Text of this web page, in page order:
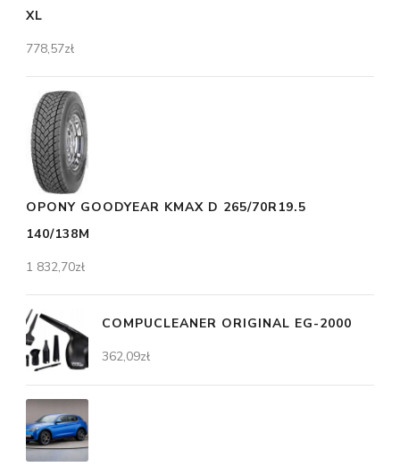
XL
778,57zł
OPONY GOODYEAR KMAX D 265/70R19.5
140/138M
1 832,70zł
COMPUCLEANER ORIGINAL EG-2000
362,09zł